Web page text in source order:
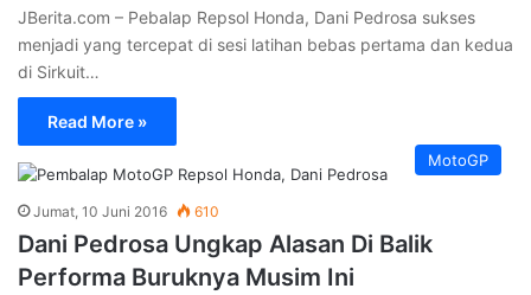
JBerita.com – Pebalap Repsol Honda, Dani Pedrosa sukses
menjadi yang tercepat di sesi latihan bebas pertama dan kedua
di Sirkuit…
Read More »
MotoGP
Jumat, 10 Juni 2016 610
Dani Pedrosa Ungkap Alasan Di Balik
Performa Buruknya Musim Ini